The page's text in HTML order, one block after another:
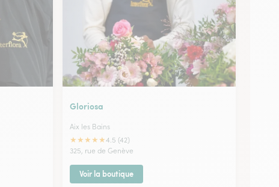
Gloriosa
Aix les Bains
★★★★★4.5 (42)
325, rue de Genève
Voir la boutique